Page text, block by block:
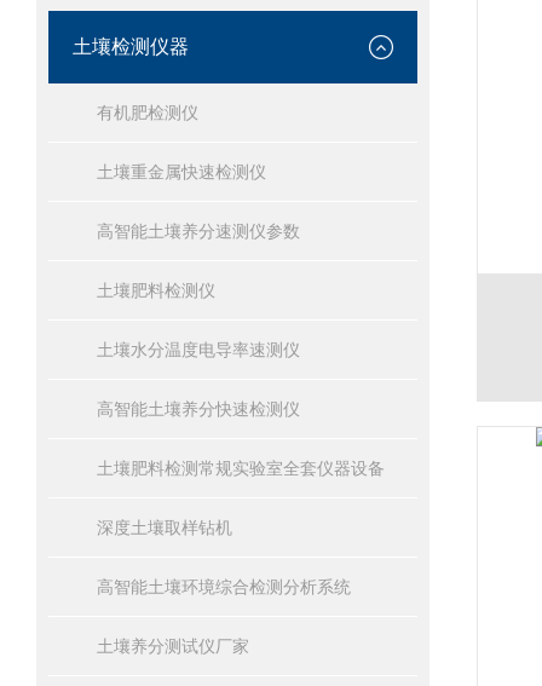
土壤检测仪器
有机肥检测仪
土壤重金属快速检测仪
高智能土壤养分速测仪参数
土壤肥料检测仪
土壤水分温度电导率速测仪
高智能土壤养分快速检测仪
土壤肥料检测常规实验室全套仪器设备
深度土壤取样钻机
高智能土壤环境综合检测分析系统
土壤养分测试仪厂家